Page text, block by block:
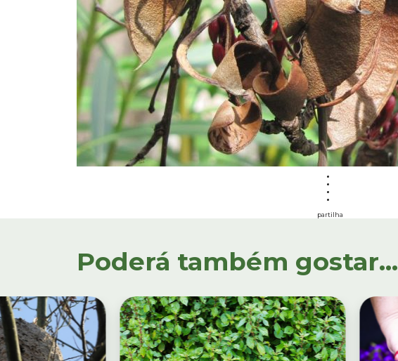
partilha
Poderá também gostar...